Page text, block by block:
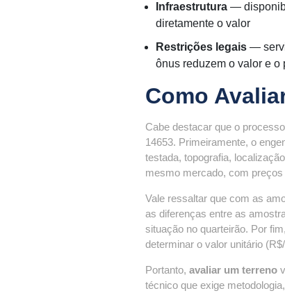
Infraestrutura —
diretamente o valor
Restrições legais —
ônus reduzem o valor e o
Como
Cabe destacar que o
14653. Primeiramente, o
testada, topografia,
mesmo mercado, com
Vale ressaltar que com as
as diferenças entre as
situação no quarteirão. Por
determinar o valor unitário
Portanto, avaliar um terreno
técnico que exige